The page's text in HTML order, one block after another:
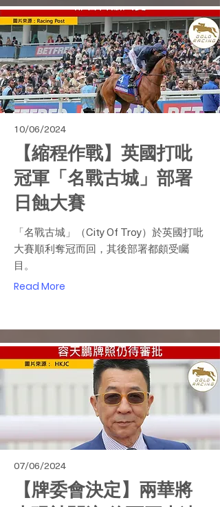
10/06/2024
【縮程作戰】英國打吡
冠軍「名戰古城」部署
日蝕大賽
「名戰古城」（City Of Troy）於英國打吡
大賽順利奪冠而回，其後部署都頗受矚
目。
Read More
07/06/2024
【牌委會決定】兩華將